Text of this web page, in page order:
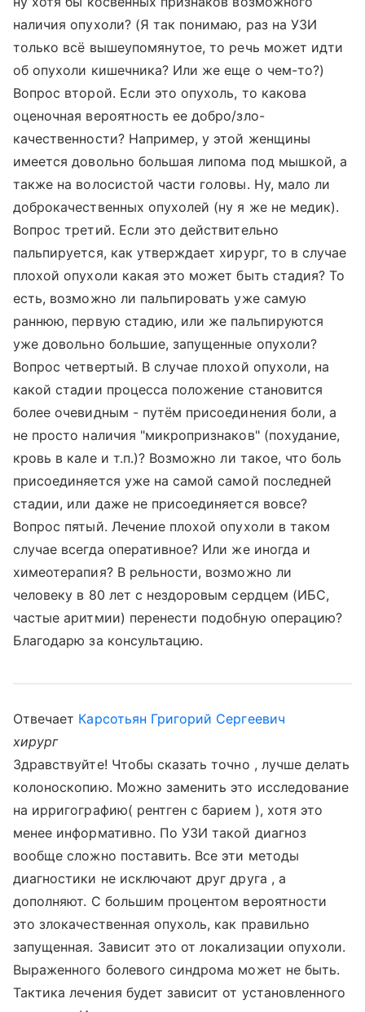
наличия опухоли? (Я так понимаю, раз на УЗИ
только всё вышеупомянутое, то речь может идти
об опухоли кишечника? Или же еще о чем-то?)
Вопрос второй. Если это опухоль, то какова
оценочная вероятность ее добро/зло-
качественности? Например, у этой женщины
имеется довольно большая липома под мышкой, а
также на волосистой части головы. Ну, мало ли
доброкачественных опухолей (ну я же не медик).
Вопрос третий. Если это действительно
пальпируется, как утверждает хирург, то в случае
плохой опухоли какая это может быть стадия? То
есть, возможно ли пальпировать уже самую
раннюю, первую стадию, или же пальпируются
уже довольно большие, запущенные опухоли?
Вопрос четвертый. В случае плохой опухоли, на
какой стадии процесса положение становится
более очевидным - путём присоединения боли, а
не просто наличия "микропризнаков" (похудание,
кровь в кале и т.п.)? Возможно ли такое, что боль
присоединяется уже на самой самой последней
стадии, или даже не присоединяется вовсе?
Вопрос пятый. Лечение плохой опухоли в таком
случае всегда оперативное? Или же иногда и
химеотерапия? В рельности, возможно ли
человеку в 80 лет с нездоровым сердцем (ИБС,
частые аритмии) перенести подобную операцию?
Благодарю за консультацию.
Отвечает Карсотьян Григорий Сергеевич
хирург
Здравствуйте! Чтобы сказать точно , лучше делать
колоноскопию. Можно заменить это исследование
на ирригографию( рентген с барием ), хотя это
менее информативно. По УЗИ такой диагноз
вообще сложно поставить. Все эти методы
диагностики не исключают друг друга , а
дополняют. С большим процентом вероятности
это злокачественная опухоль, как правильно
запущенная. Зависит это от локализации опухоли.
Выраженного болевого синдрома может не быть.
Тактика лечения будет зависит от установленного